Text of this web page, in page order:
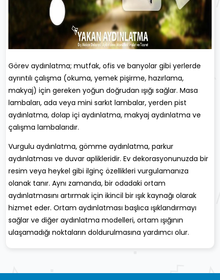
Görev aydınlatma; mutfak, ofis ve banyolar gibi yerlerde
ayrıntılı çalışma (okuma, yemek pişirme, hazırlama,
makyaj) için gereken yoğun doğrudan ışığı sağlar. Masa
lambaları, ada veya mini sarkıt lambalar, yerden pist
aydınlatma, dolap içi aydınlatma, makyaj aydınlatma ve
çalışma lambalarıdır.
Vurgulu aydınlatma, gömme aydınlatma, parkur
aydınlatması ve duvar aplikleridir. Ev dekorasyonunuzda bir
resim veya heykel gibi ilginç özellikleri vurgulamanıza
olanak tanır. Aynı zamanda, bir odadaki ortam
aydınlatmasını artırmak için ikincil bir ışık kaynağı olarak
hizmet eder. Ortam aydınlatması başlıca ışıklandırmayı
sağlar ve diğer aydınlatma modelleri, ortam ışığının
ulaşamadığı noktaların doldurulmasına yardımcı olur.